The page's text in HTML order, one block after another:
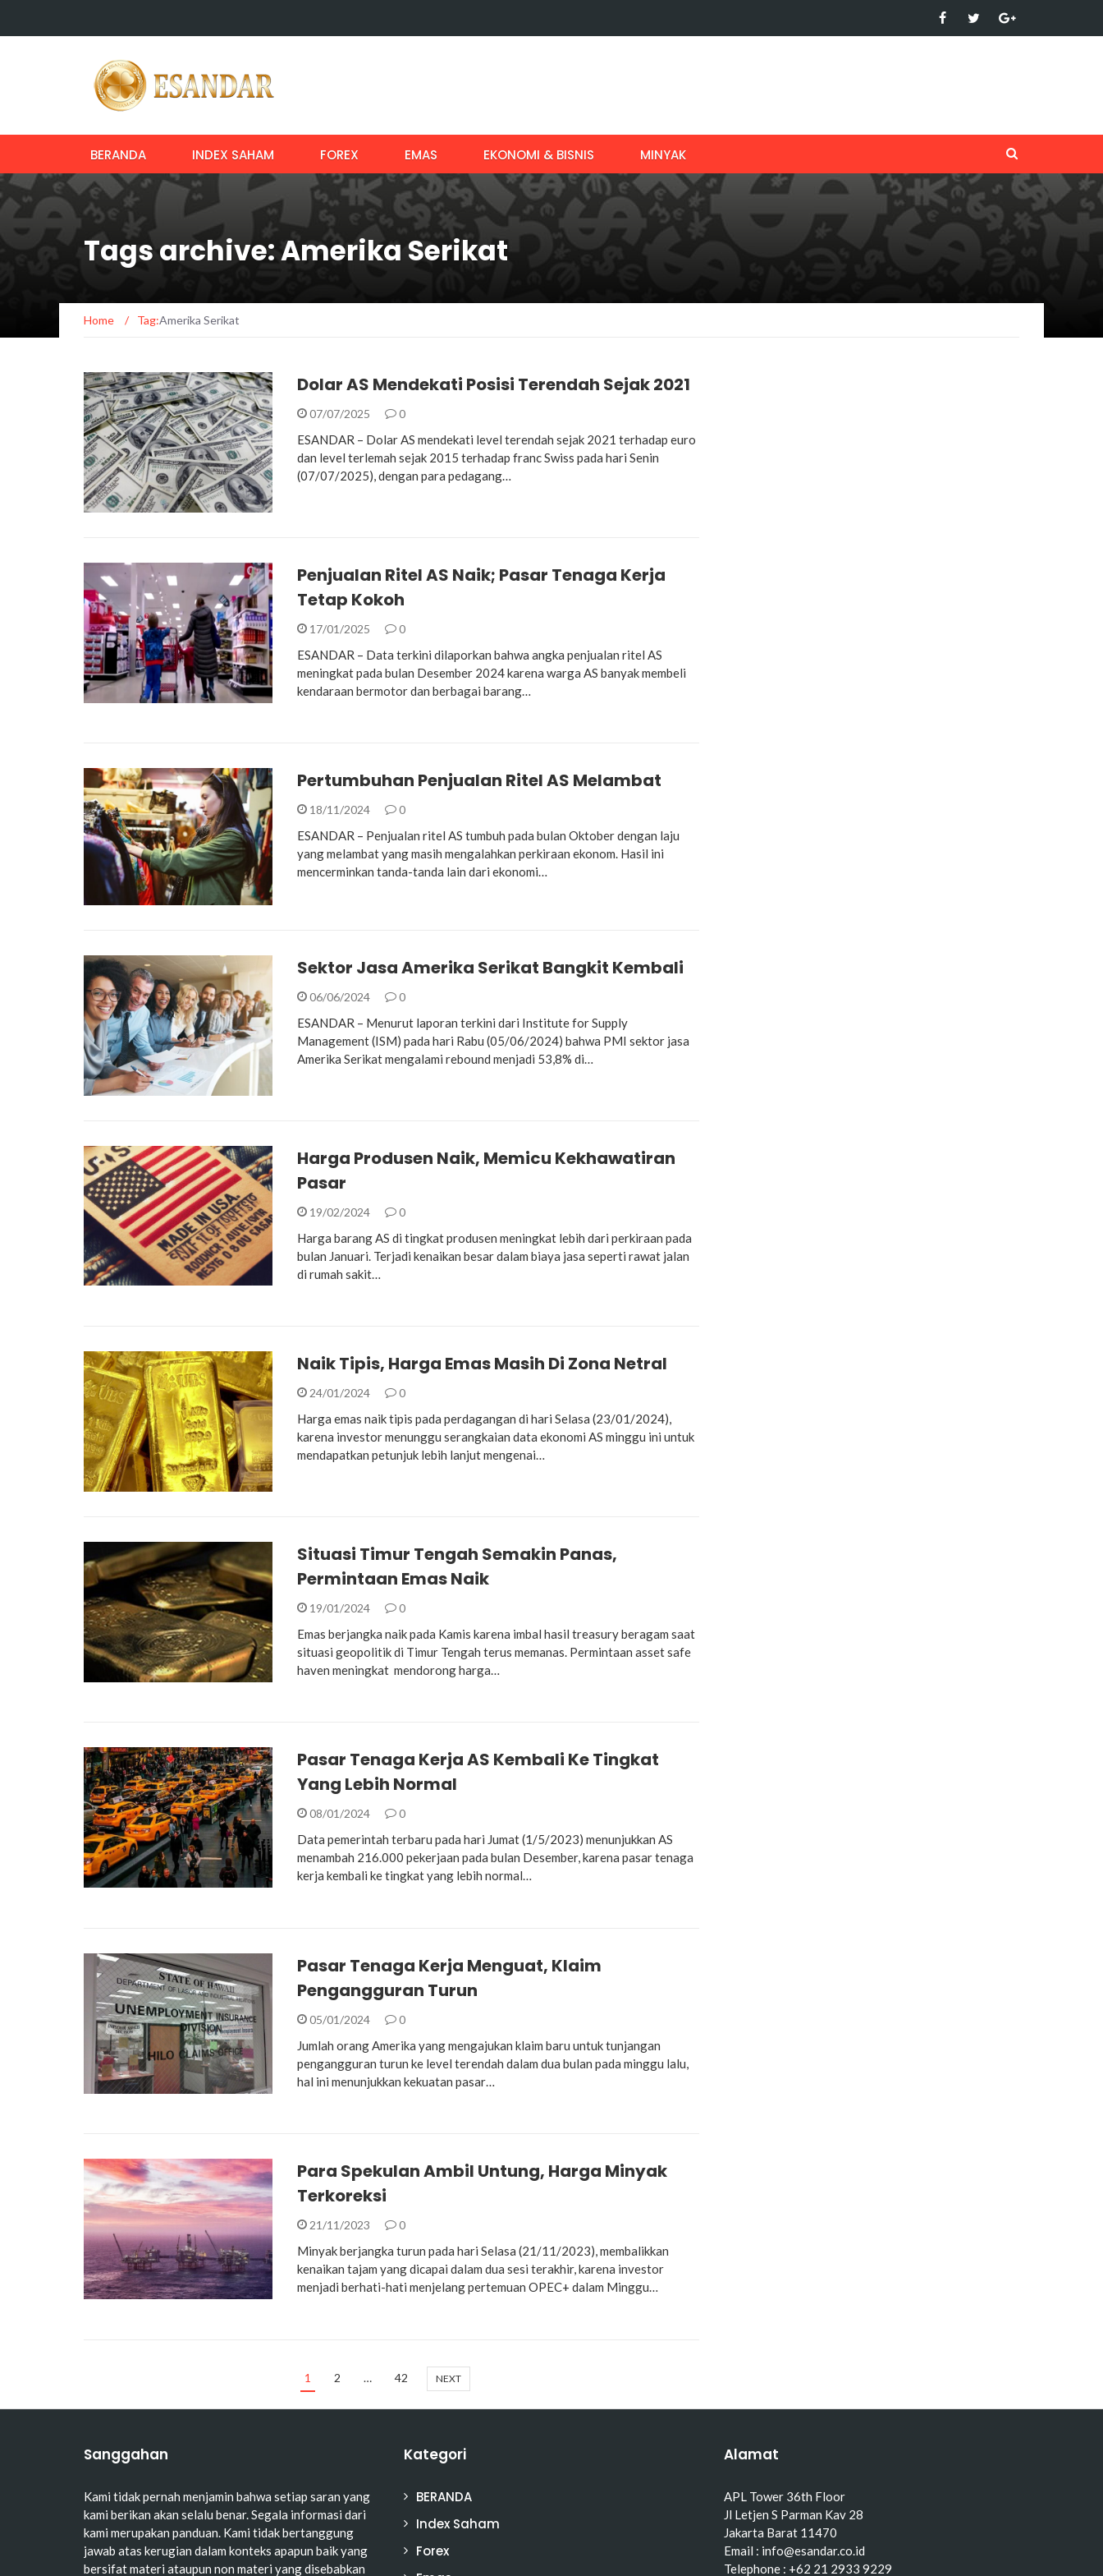
BERANDA INDEX SAHAM FOREX EMAS EKONOMI & BISNIS MINYAK
Tags archive: Amerika Serikat
Home / Tag:Amerika Serikat
Dolar AS Mendekati Posisi Terendah Sejak 2021
07/07/2025 0
ESANDAR – Dolar AS mendekati level terendah sejak 2021 terhadap euro
dan level terlemah sejak 2015 terhadap franc Swiss pada hari Senin
(07/07/2025), dengan para pedagang…
Penjualan Ritel AS Naik; Pasar Tenaga Kerja
Tetap Kokoh
17/01/2025 0
ESANDAR – Data terkini dilaporkan bahwa angka penjualan ritel AS
meningkat pada bulan Desember 2024 karena warga AS banyak membeli
kendaraan bermotor dan berbagai barang…
Pertumbuhan Penjualan Ritel AS Melambat
18/11/2024 0
ESANDAR – Penjualan ritel AS tumbuh pada bulan Oktober dengan laju
yang melambat yang masih mengalahkan perkiraan ekonom. Hasil ini
mencerminkan tanda-tanda lain dari ekonomi…
Sektor Jasa Amerika Serikat Bangkit Kembali
06/06/2024 0
ESANDAR – Menurut laporan terkini dari Institute for Supply
Management (ISM) pada hari Rabu (05/06/2024) bahwa PMI sektor jasa
Amerika Serikat mengalami rebound menjadi 53,8% di…
Harga Produsen Naik, Memicu Kekhawatiran
Pasar
19/02/2024 0
Harga barang AS di tingkat produsen meningkat lebih dari perkiraan pada
bulan Januari. Terjadi kenaikan besar dalam biaya jasa seperti rawat jalan
di rumah sakit…
Naik Tipis, Harga Emas Masih Di Zona Netral
24/01/2024 0
Harga emas naik tipis pada perdagangan di hari Selasa (23/01/2024),
karena investor menunggu serangkaian data ekonomi AS minggu ini untuk
mendapatkan petunjuk lebih lanjut mengenai…
Situasi Timur Tengah Semakin Panas,
Permintaan Emas Naik
19/01/2024 0
Emas berjangka naik pada Kamis karena imbal hasil treasury beragam saat
situasi geopolitik di Timur Tengah terus memanas. Permintaan asset safe
haven meningkat mendorong harga…
Pasar Tenaga Kerja AS Kembali Ke Tingkat
Yang Lebih Normal
08/01/2024 0
Data pemerintah terbaru pada hari Jumat (1/5/2023) menunjukkan AS
menambah 216.000 pekerjaan pada bulan Desember, karena pasar tenaga
kerja kembali ke tingkat yang lebih normal…
Pasar Tenaga Kerja Menguat, Klaim
Pengangguran Turun
05/01/2024 0
Jumlah orang Amerika yang mengajukan klaim baru untuk tunjangan
pengangguran turun ke level terendah dalam dua bulan pada minggu lalu,
hal ini menunjukkan kekuatan pasar…
Para Spekulan Ambil Untung, Harga Minyak
Terkoreksi
21/11/2023 0
Minyak berjangka turun pada hari Selasa (21/11/2023), membalikkan
kenaikan tajam yang dicapai dalam dua sesi terakhir, karena investor
menjadi berhati-hati menjelang pertemuan OPEC+ dalam Minggu…
1 2 … 42 NEXT
Sanggahan
Kami tidak pernah menjamin bahwa setiap saran yang
kami berikan akan selalu benar. Segala informasi dari
kami merupakan panduan. Kami tidak bertanggung
jawab atas kerugian dalam konteks apapun baik yang
bersifat materi ataupun non materi yang disebabkan
Kategori
BERANDA
Index Saham
Forex
Alamat
APL Tower 36th Floor
Jl Letjen S Parman Kav 28
Jakarta Barat 11470
Email : info@esandar.co.id
Telephone : +62 21 2933 9229